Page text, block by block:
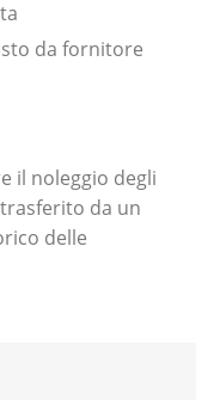
da fornitore
il noleggio degli
da un
delle